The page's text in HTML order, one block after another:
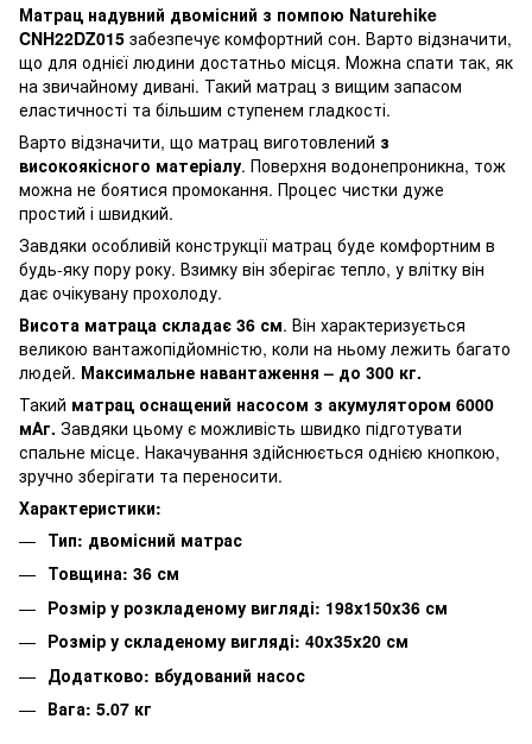
Матрац надувний двомісний з помпою Naturehike
CNH22DZ015 забезпечує комфортний сон. Варто відзначити,
що для однієї людини достатньо місця. Можна спати так, як
на звичайному дивані. Такий матрац з вищим запасом
еластичності та більшим ступенем гладкості.
Варто відзначити, що матрац виготовлений з
високоякісного матеріалу. Поверхня водонепроникна, тож
можна не боятися промокання. Процес чистки дуже
простий і швидкий.
Завдяки особливій конструкції матрац буде комфортним в
будь-яку пору року. Взимку він зберігає тепло, у влітку він
дає очікувану прохолоду.
Висота матраца складає 36 см. Він характеризується
великою вантажопідйомністю, коли на ньому лежить багато
людей. Максимальне навантаження – до 300 кг.
Такий матрац оснащений насосом з акумулятором 6000
мАг. Завдяки цьому є можливість швидко підготувати
спальне місце. Накачування здійснюється однією кнопкою,
зручно зберігати та переносити.
Характеристики:
Тип: двомісний матрас
Товщина: 36 см
Розмір у розкладеному вигляді: 198x150x36 см
Розмір у складеному вигляді: 40x35x20 см
Додатково: вбудований насос
Вага: 5.07 кг